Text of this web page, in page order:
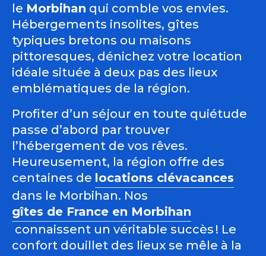
le Morbihan qui comble vos envies.
Hébergements insolites, gîtes
typiques bretons ou maisons
pittoresques, dénichez votre location
idéale située à deux pas des lieux
emblématiques de la région.
Profiter d’un séjour en toute quiétude
passe d’abord par trouver
l’hébergement de vos rêves.
Heureusement, la région offre des
centaines de locations clévacances
dans le Morbihan. Nos
gîtes de France en Morbihan
connaissent un véritable succès ! Le
confort douillet des lieux se mêle à la